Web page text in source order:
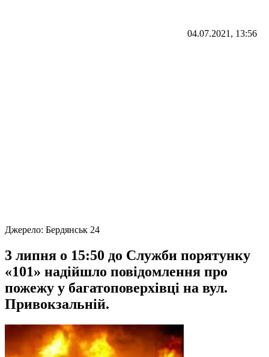
04.07.2021, 13:56
Джерело: Бердянськ 24
3 липня о 15:50 до Служби порятунку
«101» надійшло повідомлення про
пожежу у багатоповерхівці на вул.
Привокзальній.